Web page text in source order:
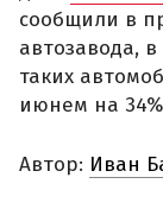
сообщили в
автозавода,
таких
июнем на
Автор: Иван